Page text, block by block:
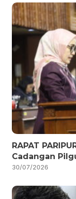
RAPAT
Cadangan
30/07/2026